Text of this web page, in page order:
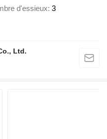
d'essieux 3
Ltd.